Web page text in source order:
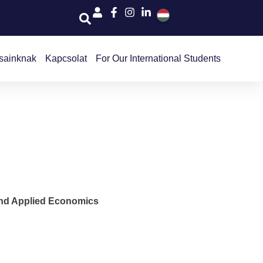
Kapcsolat For Our International Students
Applied Economics